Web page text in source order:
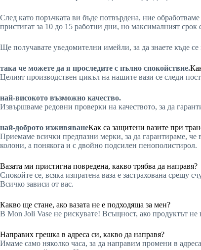
След като поръчката ви бъде потвърдена, ние
пристигат за 10 до 15 работни дни, но максималният срок
Ще получавате уведомителни имейли, за да знаете къде
така че можете да я проследите с пълно спокойствие.
Целият производствен цикъл на нашите вази се следи
най-високото възможно качество.
Извършваме редовни проверки на качеството, за да
най-доброто изживяванеКак са защитени вазите при
Приемаме всички предпазни мерки, за да гарантираме, че
колони, а понякога и с двойно подсилен пенополистирол.
Вазата ми пристигна повредена, какво трябва да направя?
Спокойте се, всяка изпратена ваза е застрахована
Всичко зависи от вас.
Какво ще стане, ако вазата не е подходяща за мен?
В Mon Joli Vase не рискувате! Всъщност, ако продуктът не
Направих грешка в адреса си, какво да направя?
Имаме само няколко часа, за да направим промени в